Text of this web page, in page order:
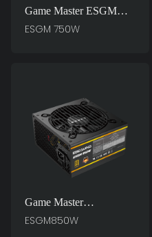
Game Master ESGM
750W PC Güç
ESGM 750W
Game Master
ESGM850W PC Güç
ESGM850W